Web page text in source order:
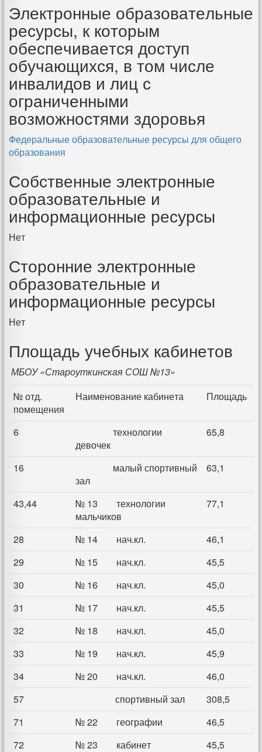
Электронные образовательные
ресурсы, к которым
обеспечивается доступ
обучающихся, в том числе
инвалидов и лиц с
ограниченными
возможностями здоровья
Федеральные образовательные ресурсы для общего
образования
Собственные электронные
образовательные и
информационные ресурсы
Нет
Сторонние электронные
образовательные и
информационные ресурсы
Нет
Площадь учебных кабинетов
МБОУ «Староуткинская СОШ №13»
№ отд.
помещения
Наименование кабинета Площадь
6
технологии
девочек
65,8
16
малый спортивный
зал
63,1
43,44
№ 13 технологии
мальчиков
77,1
28 № 14 нач.кл.
46,1
29
№ 15 нач.кл.
45,5
30
№ 16 нач.кл.
45,0
31
№ 17 нач.кл.
45,5
32
№ 18 нач.кл.
45,0
33
№ 19 нач.кл.
45,9
34
№ 20 нач.кл.
46,0
57
спортивный зал
308,5
71
№ 22 географии
46,5
72
№ 23 кабинет
45,5